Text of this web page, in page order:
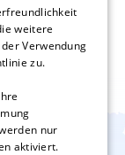
frei
weitere
Verwendung
zu.
nur
aktiviert.